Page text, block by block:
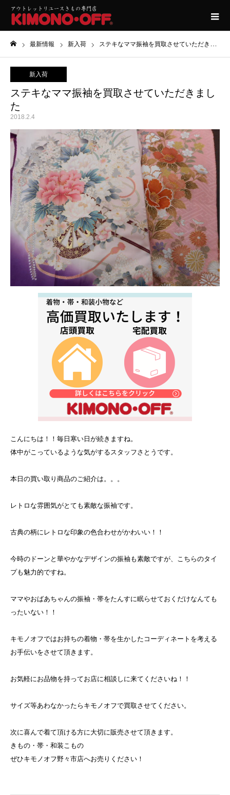
最新情報 新入荷 ステキなママ振袖を買取させていただきました
新入荷
ステキなママ振袖を買取させていただきまし
た
2018.2.4
こんにちは！！毎日寒い日が続きますね。
体中がこっているような気がするスタッフさとうです。
本日の買い取り商品のご紹介は。。。
レトロな雰囲気がとても素敵な振袖です。
古典の柄にレトロな印象の色合わせがかわいい！！
今時のドーンと華やかなデザインの振袖も素敵ですが、こちらのタイ
プも魅力的ですね。
ママやおばあちゃんの振袖・帯をたんすに眠らせておくだけなんても
ったいない！！
キモノオフではお持ちの着物・帯を生かしたコーディネートを考える
お手伝いをさせて頂きます。
お気軽にお品物を持ってお店に相談しに来てくださいね！！
サイズ等あわなかったらキモノオフで買取させてください。
次に喜んで着て頂ける方に大切に販売させて頂きます。
きもの・帯・和装こもの
ぜひキモノオフ野々市店へお売りください！